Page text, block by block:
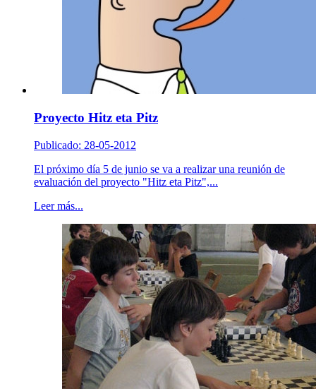
Proyecto Hitz eta Pitz
Publicado: 28-05-2012
El próximo día 5 de junio se va a realizar una reunión de
evaluación del proyecto "Hitz eta Pitz",...
Leer más...